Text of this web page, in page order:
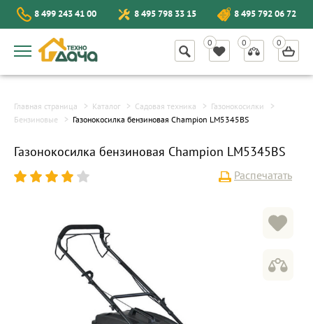
8 499 243 41 00 8 495 798 33 15 8 495 792 06 72
Главная страница Каталог Садовая техника
Газонокосилки
Бензиновые
Газонокосилка бензиновая Champion LM5345BS
Газонокосилка бензиновая Champion LM5345BS
Распечатать